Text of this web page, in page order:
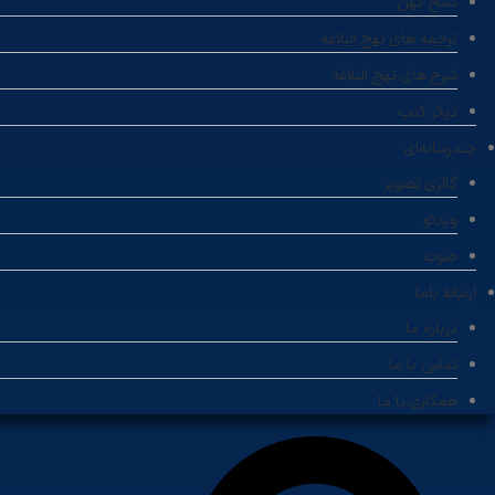
ترجمه های نهج البلاغه
شرح های نهج البلاغه
دیگر کتب
چندرسانه‌ای
گالری تصویر
ویدئو
صوت
ارتباط باما
درباره ما
تماس با ما
همکاری با ما